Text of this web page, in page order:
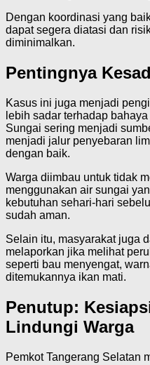
Dengan koordinasi yang
dapat segera diatasi dan
diminimalkan.
Pentingnya
Kasus ini juga menjadi
lebih sadar terhadap
Sungai sering menjadi
menjadi jalur penyebaran
dengan baik.
Warga diimbau untuk tidak
menggunakan air sungai
kebutuhan sehari-hari
sudah aman.
Selain itu, masyarakat juga
melaporkan jika melihat
seperti bau menyengat,
ditemukannya ikan mati.
Penutup:
Lindungi Warga
Pemkot Tangerang Selatan